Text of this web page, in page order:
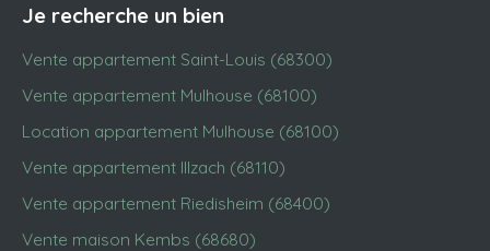
Je recherche un bien
Vente appartement Saint-Louis (68300)
Vente appartement Mulhouse (68100)
Location appartement Mulhouse (68100)
Vente appartement Illzach (68110)
Vente appartement Riedisheim (68400)
Vente maison Kembs (68680)